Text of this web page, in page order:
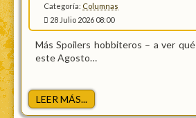
Categoría: Columnas
28 Julio 2026 08:00
Más Spoilers hobbiteros – a ver
este Agosto…
LEER MÁS...